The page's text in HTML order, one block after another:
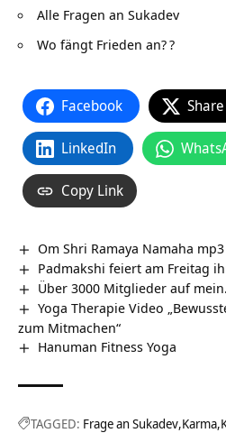
Alle Fragen an Sukadev
Wo fängt Frieden an??
Facebook
LinkedIn
Copy Link
Om Shri Ramaya Namaha
Padmakshi feiert am Freitag
Über 3000 Mitglieder auf
Yoga Therapie Video
zum Mitmachen“
Hanuman Fitness Yoga
TAGGED: Frage an Sukadev Karma